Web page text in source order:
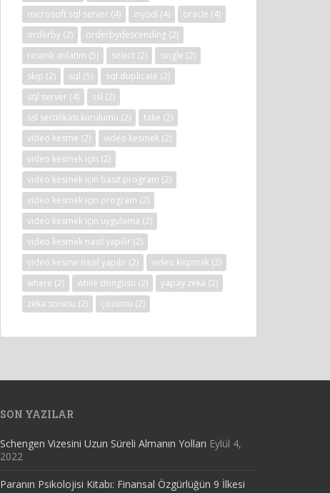
microsoft sql server (4) mysql (4) oracle (4)
orderby (2) orderbydescending (2)
resimli anlatım (5) select (2) single (2)
skip (2) sql (5) sql duplicate (2)
sql server (4) ssl (2)
ssl sertifikası kurulumu (2) take (2)
video kesme (2) video kesmek (2)
video kesmek için (2)
video kesmek için basit program (2)
video kesmek için program (2)
video kesmek için uygulama (2)
video kesmek nasıl yapılır (2)
video kesme nasıl yapılır (2) video kırpmak (2)
where (2) while döngüsü (2) yapay zeka (2)
zeka sorusu (2) çözümü (2)
SON YAZILAR
Schengen Vizesini Uzun Süreli Almanın Yolları Eylül 4,
2022
Paranın Psikolojisi Kitabı: Finansal Özgürlüğün 9 İlkesi